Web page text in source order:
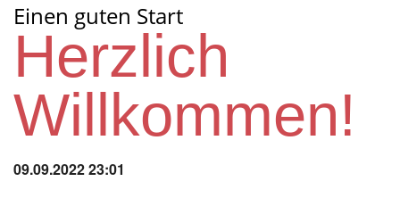
Berufsorientierung
Förderverein
Instagram
Einen guten Start
Herzlich
Willkommen!
09.09.2022 23:01